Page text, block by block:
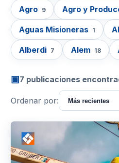
Agro 9 Agro y
Aguas Misioneras 1
Alberdi 7 Alem 18
▣7 publicaciones
Ordenar por: